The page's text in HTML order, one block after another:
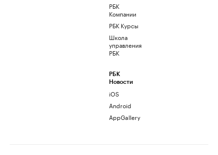
РБК
Компании
РБК Курсы
Школа
управления
РБК
РБК
Новости
iOS
Android
AppGallery